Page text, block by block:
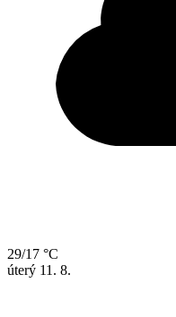
29/17 °C
úterý 11. 8.